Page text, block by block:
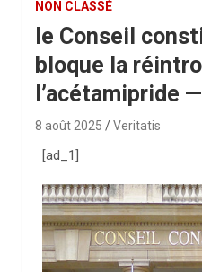
NON CLASSÉ
le Conseil
bloque la
l’acétamipride
8 août 2025 Veritatis
[ad_1]